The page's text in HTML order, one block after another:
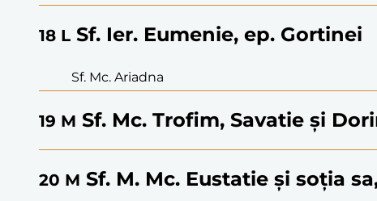
18 L Sf. Ier. Eumenie, ep. Gortinei
Sf. Mc. Ariadna
19 M Sf. Mc. Trofim, Savatie și
20 M Sf. M. Mc. Eustatie și soția